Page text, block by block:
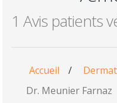
1 Avis patients
Accueil /
Dr. Meunier Farnaz